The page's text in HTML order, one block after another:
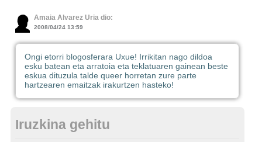
Amaia Alvarez Uria dio:
2008/04/24 13:59
Ongi etorri blogosferara Uxue! Irrikitan nago dildoa
esku batean eta arratoia eta teklatuaren gainean beste
eskua dituzula talde queer horretan zure parte
hartzearen emaitzak irakurtzen hasteko!
Iruzkina gehitu